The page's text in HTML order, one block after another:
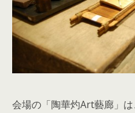
会場の「陶華灼Art藝廊」